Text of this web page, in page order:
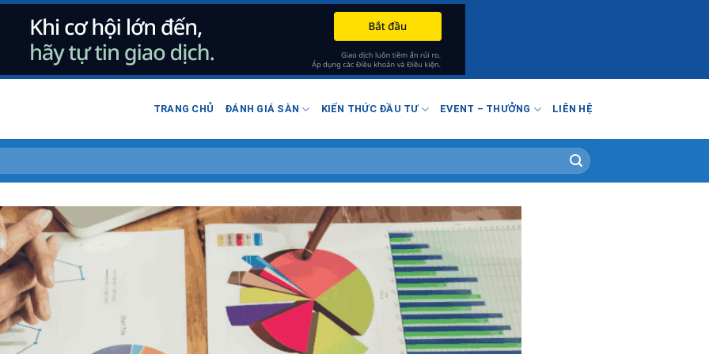
TRANG CHỦ ĐÁNH GIÁ SÀN KIẾN THỨC ĐẦU TƯ EVENT – THƯỞNG LIÊN HỆ